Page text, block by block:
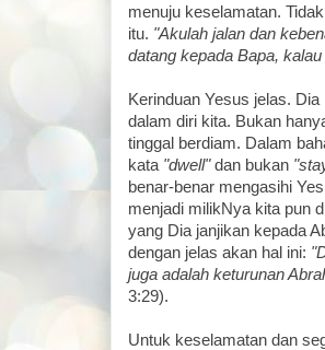
menuju keselamatan.
itu. "Akulah jalan dan
datang kepada Bapa,
Kerinduan Yesus jelas.
dalam diri kita. Bukan
tinggal berdiam. Dalam
kata "dwell"dan bukan
benar-benar mengasihi
menjadi milikNya kita pun
yang Dia janjikan kepada
dengan jelas akan hal ini:
juga adalah keturunan
3:29).
Untuk keselamatan dan